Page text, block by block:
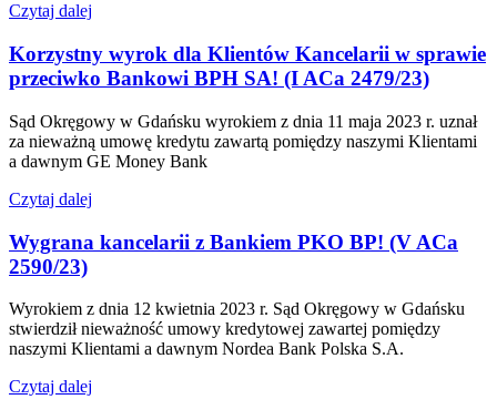
Czytaj dalej
Korzystny wyrok dla Klientów Kancelarii w sprawie
przeciwko Bankowi BPH SA! (I ACa 2479/23)
Sąd Okręgowy w Gdańsku wyrokiem z dnia 11 maja 2023 r. uznał
za nieważną umowę kredytu zawartą pomiędzy naszymi Klientami
a dawnym GE Money Bank
Czytaj dalej
Wygrana kancelarii z Bankiem PKO BP! (V ACa
2590/23)
Wyrokiem z dnia 12 kwietnia 2023 r. Sąd Okręgowy w Gdańsku
stwierdził nieważność umowy kredytowej zawartej pomiędzy
naszymi Klientami a dawnym Nordea Bank Polska S.A.
Czytaj dalej